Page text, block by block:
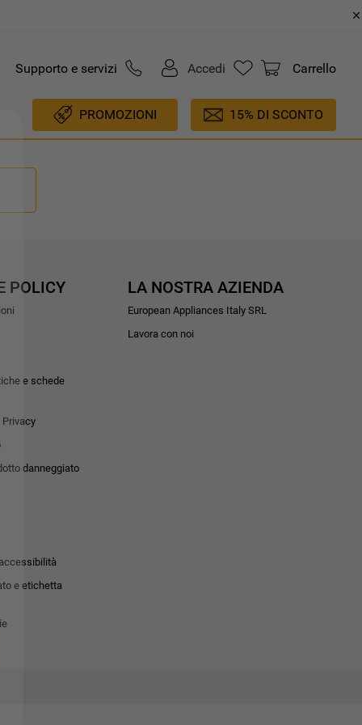
Supporto e servizi Accedi Carrello
PROMOZIONI 15% DI SCONTO
POLICY
e schede
danneggiato
e etichetta
LA NOSTRA AZIENDA
European Appliances Italy SRL
Lavora con noi